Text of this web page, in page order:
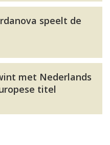
speelt de
met Nederlands
titel